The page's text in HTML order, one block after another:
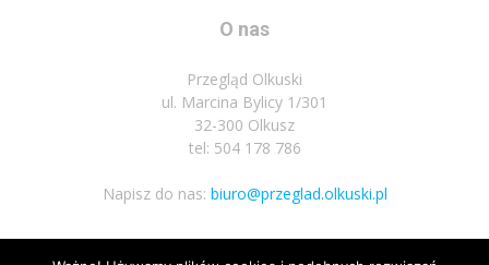
O nas
Przegląd Olkuski
ul. Marcina Bylicy 1/301
32-300 Olkusz
tel: 504 178 786
Napisz do nas: biuro@przeglad.olkuski.pl